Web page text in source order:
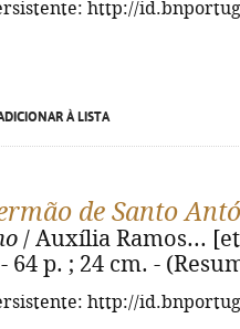
http://
À LISTA
de Santo
/ Auxília Ramos...
64 p. ; 24 cm. -
http://